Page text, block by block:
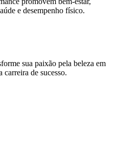
e desempenho físico.
sua paixão pela beleza em
carreira de sucesso.